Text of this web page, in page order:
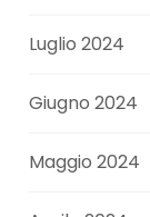
Luglio 2024
Giugno 2024
Maggio 2024